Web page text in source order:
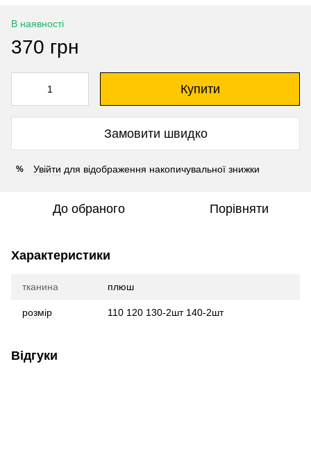
В наявності
370 грн
Купити
Замовити швидко
% Увійти для відображення накопичувальної знижки
До обраного Порівняти
Характеристики
тканина плюш
розмір 110 120 130-2шт 140-2шт
Відгуки